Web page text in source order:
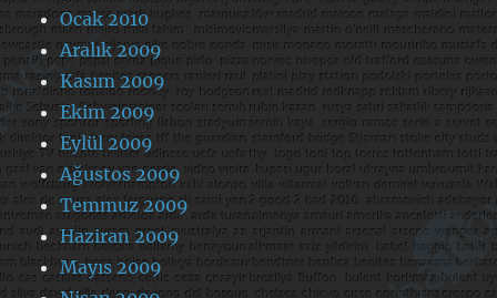
Ocak 2010
Aralık 2009
Kasım 2009
Ekim 2009
Eylül 2009
Ağustos 2009
Temmuz 2009
Haziran 2009
Mayıs 2009